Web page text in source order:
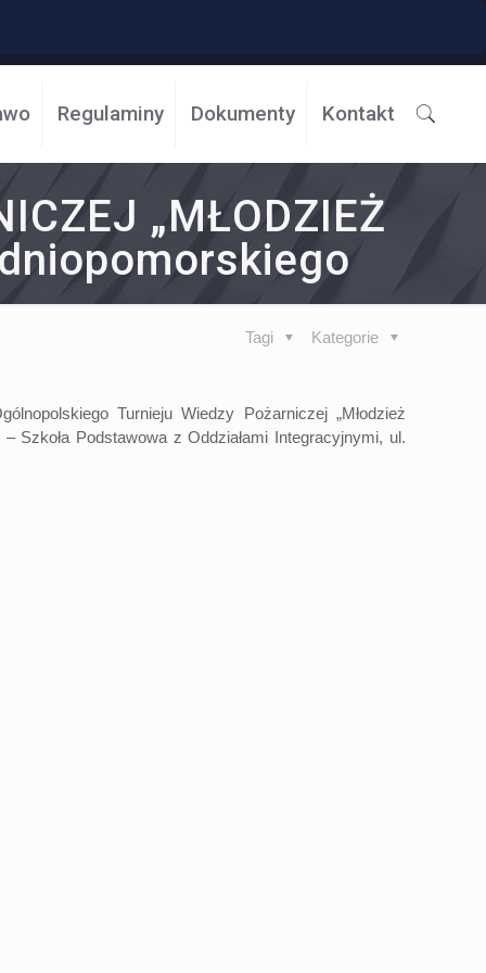
Regulaminy Dokumenty Kontakt
„MŁODZIEŻ
Kategorie
Tagi
Turnieju Wiedzy Pożarniczej „Młodzież
Szkoła Podstawowa z Oddziałami Integracyjnymi, ul.